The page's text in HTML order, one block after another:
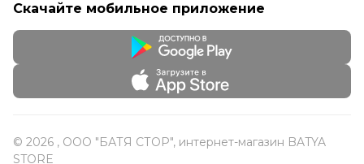
Скачайте мобильное приложение
© 2026 , ООО "БАТЯ СТОР", интернет-магазин BATYA
STORE